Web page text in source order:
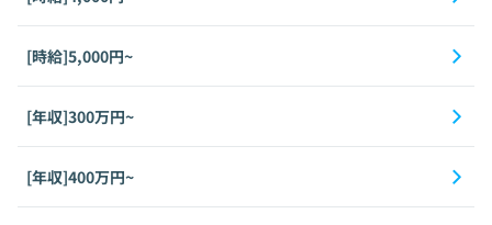
[時給]5,000円~
[年収]300万円~
[年収]400万円~